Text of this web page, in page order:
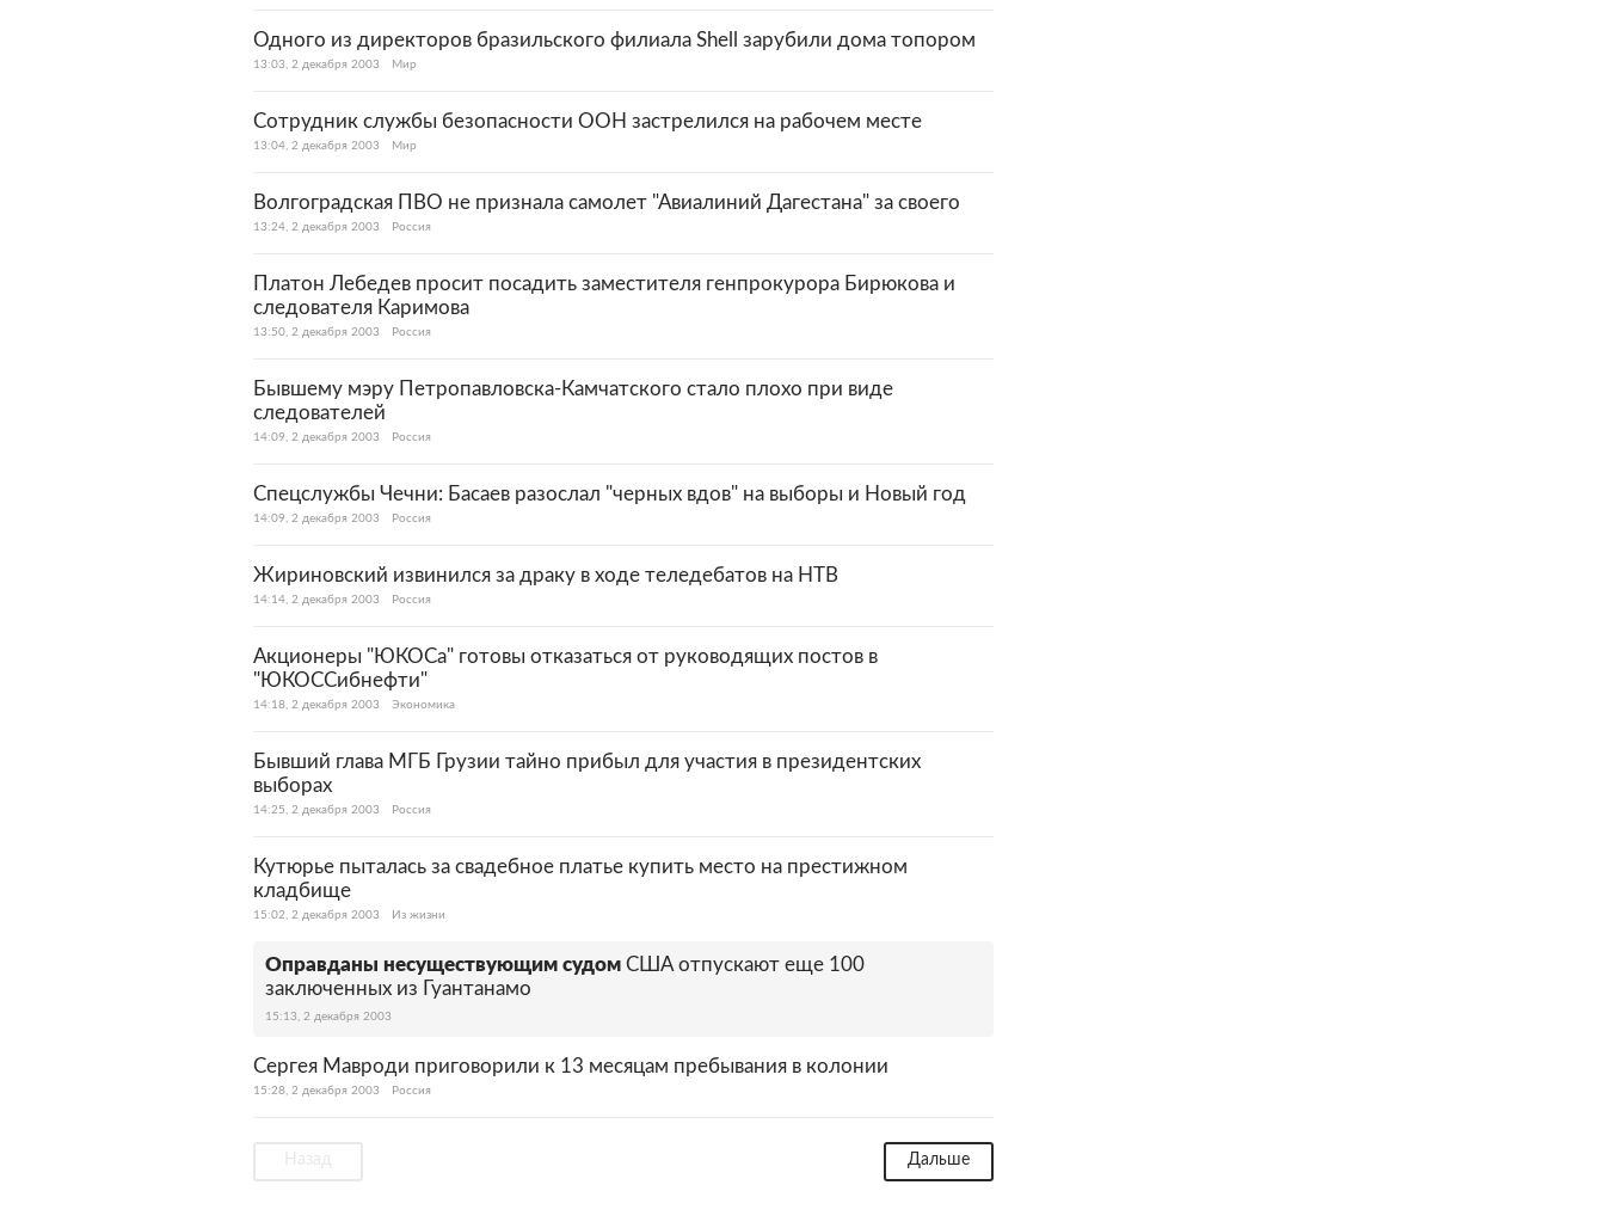
Одного из директоров бразильского филиала Shell зарубили дома топором
13:03, 2 декабря 2003 Мир
Сотрудник службы безопасности ООН застрелился на рабочем месте
13:04, 2 декабря 2003 Мир
Волгоградская ПВО не признала самолет "Авиалиний Дагестана" за своего
13:24, 2 декабря 2003 Россия
Платон Лебедев просит посадить заместителя генпрокурора Бирюкова и
следователя Каримова
13:50, 2 декабря 2003 Россия
Бывшему мэру Петропавловска-Камчатского стало плохо при виде
следователей
14:09, 2 декабря 2003 Россия
Cпецслужбы Чечни: Басаев разослал "черных вдов" на выборы и Новый год
14:09, 2 декабря 2003 Россия
Жириновский извинился за драку в ходе теледебатов на НТВ
14:14, 2 декабря 2003 Россия
Акционеры "ЮКОСа" готовы отказаться от руководящих постов в
"ЮКОССибнефти"
14:18, 2 декабря 2003 Экономика
Бывший глава МГБ Грузии тайно прибыл для участия в президентских
выборах
14:25, 2 декабря 2003 Россия
Кутюрье пыталась за свадебное платье купить место на престижном
кладбище
15:02, 2 декабря 2003 Из жизни
Оправданы несуществующим судом США отпускают еще 100
заключенных из Гуантанамо
15:13, 2 декабря 2003
Сергея Мавроди приговорили к 13 месяцам пребывания в колонии
15:28, 2 декабря 2003 Россия
Дальше